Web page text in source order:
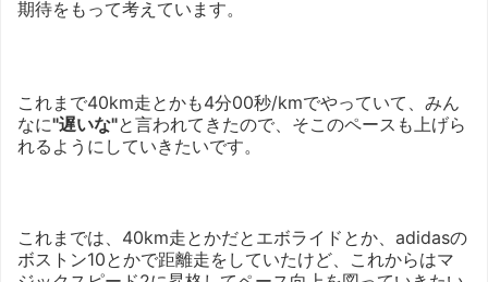
期待をもって考えています。
これまで40km走とかも4分00秒/kmでやっていて、みん
なに"遅いな"と言われてきたので、そこのペースも上げら
れるようにしていきたいです。
これまでは、40km走とかだとエボライドとか、adidasの
ボストン10とかで距離走をしていたけど、これからはマ